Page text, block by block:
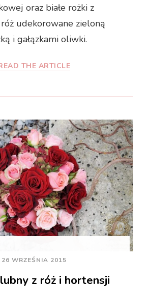
oraz białe rożki z
róż udekorowane zieloną
i gałązkami oliwki.
THE ARTICLE
26 WRZEŚNIA 2015
z róż i hortensji